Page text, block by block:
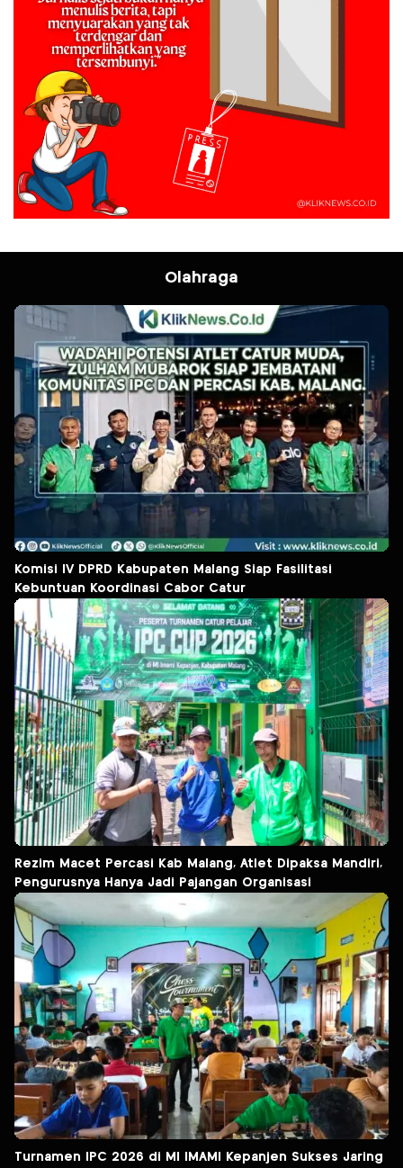
Olahraga
Komisi IV DPRD Kabupaten Malang Siap Fasilitasi
Kebuntuan Koordinasi Cabor Catur
Rezim Macet Percasi Kab Malang, Atlet Dipaksa Mandiri,
Pengurusnya Hanya Jadi Pajangan Organisasi
Turnamen IPC 2026 di MI IMAMI Kepanjen Sukses Jaring